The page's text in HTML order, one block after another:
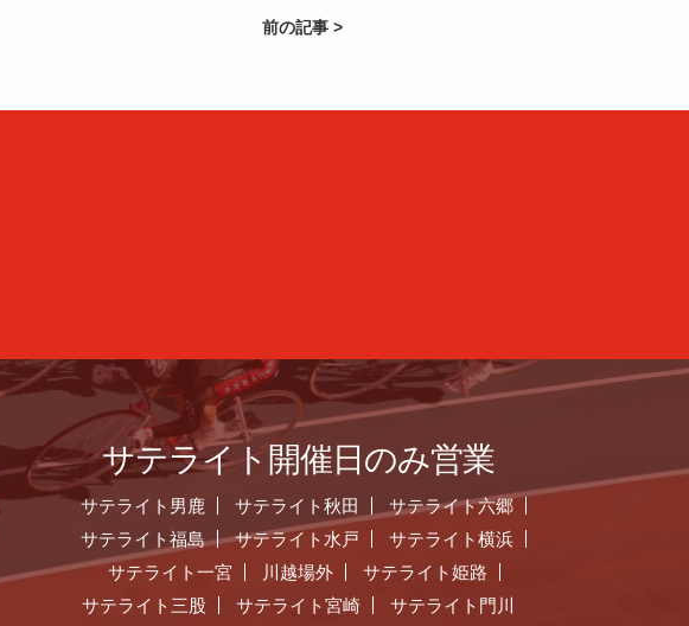
前の記事 >
サテライト開催日のみ営業
サテライト男鹿 サテライト秋田
サテライト六郷
サテライト福島
サテライト水戸
サテライト横浜
サテライト一宮
川越場外
サテライト姫路
サテライト三股
サテライト宮崎 サテライト門川